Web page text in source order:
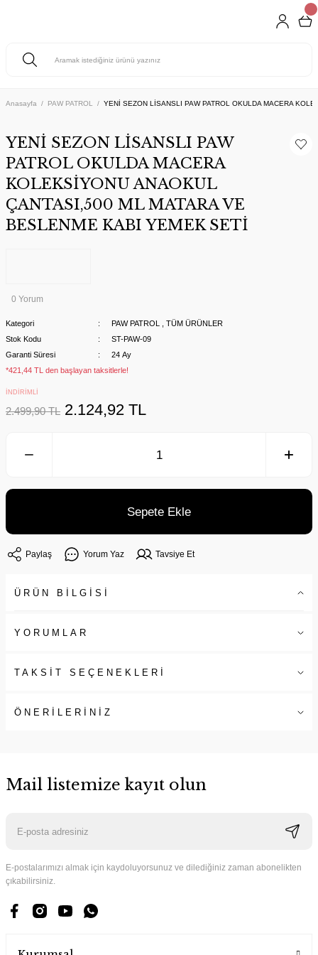
Anasayfa PAW PATROL YENİ SEZON LİSANSLI PAW PATROL OKULDA MACERA
YENİ SEZON LİSANSLI PAW
PATROL OKULDA MACERA
KOLEKSİYONU ANAOKUL
ÇANTASI,500 ML MATARA VE
BESLENME KABI YEMEK SETİ
0 Yorum
Kategori PAW PATROL
TÜM ÜRÜNLER
Stok Kodu
ST-PAW-09
Garanti Süresi
24 Ay
*421,44 TL den başlayan taksitlerle!
İNDİRİMLİ
2.499,90 TL 2.124,92 TL
Sepete Ekle
Paylaş Yorum Yaz Tavsiye Et
ÜRÜN BİLGİSİ
YORUMLAR
TAKSİT SEÇENEKLERİ
ÖNERİLERİNİZ
Mail listemize kayıt olun
E-postalarımızı almak için kaydoluyorsunuz ve dilediğiniz zaman abonelikten
çıkabilirsiniz.